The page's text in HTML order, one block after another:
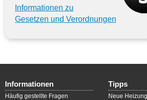
Informationen zu
Gesetzen und Verordnungen
Informationen
Häufig gestellte Fragen
Tipps
Neue